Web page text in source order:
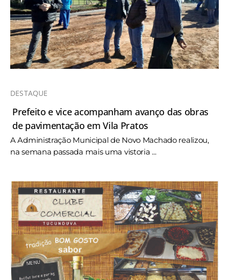
DESTAQUE
Prefeito e vice acompanham avanço das obras
de pavimentação em Vila Pratos
A Administração Municipal de Novo Machado realizou,
na semana passada mais uma vistoria ...